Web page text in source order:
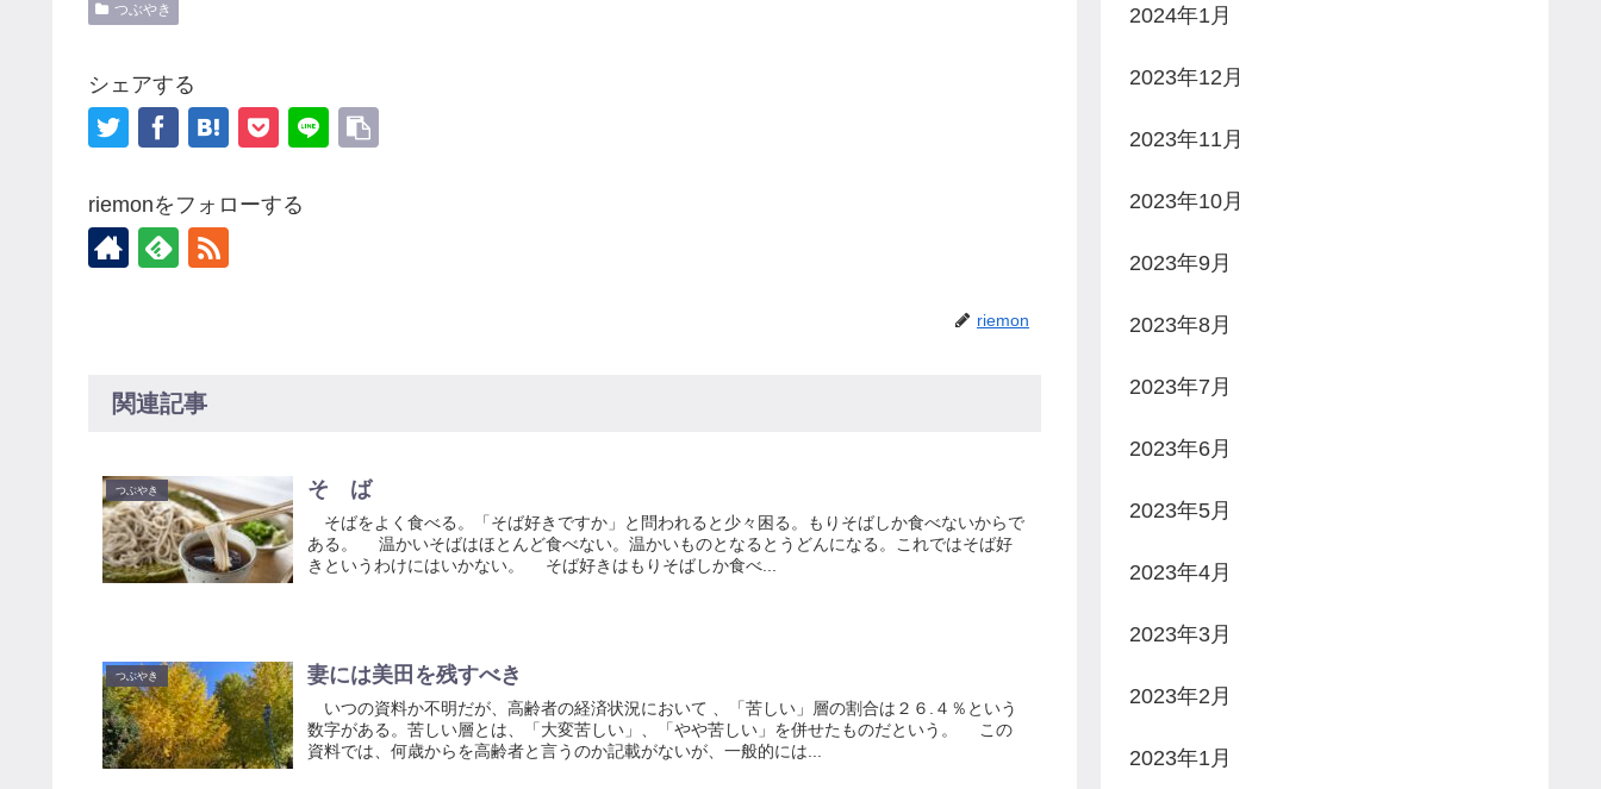
つぶやき
シェアする
riemonをフォローする
riemon
関連記事
つぶやき そ ば
そばをよく食べる。「そば好きですか」と問われると少々困る。もりそばしか食べないからで
ある。 温かいそばはほとんど食べない。温かいものとなるとうどんになる。これではそば好
きというわけにはいかない。 そば好きはもりそばしか食べ...
つぶやき 妻には美田を残すべき
いつの資料か不明だが、高齢者の経済状況において 、「苦しい」層の割合は２６.４％という
数字がある。苦しい層とは、「大変苦しい」、「やや苦しい」を併せたものだという。 この
資料では、何歳からを高齢者と言うのか記載がないが、一般的には...
2024年1月
2023年12月
2023年11月
2023年10月
2023年9月
2023年8月
2023年7月
2023年6月
2023年5月
2023年4月
2023年3月
2023年2月
2023年1月